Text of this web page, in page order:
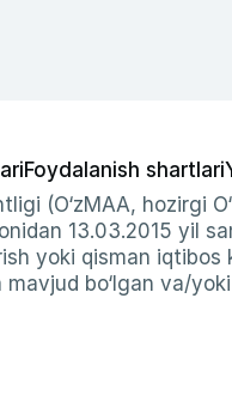
Foydalanish shartlari
(O‘zMAA, hozirgi
13.03.2015 yil
yoki qisman
bo‘lgan va/